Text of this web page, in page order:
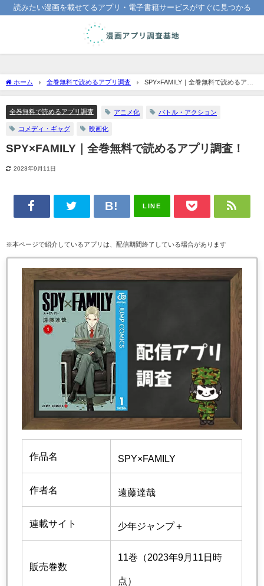
読みたい漫画を載せてるアプリ・電子書籍サービスがすぐに見つかる
ホーム 全巻無料で読めるアプリ調査
SPY×FAMILY｜全巻無料で読めるアプ
リ調査！
全巻無料で読めるアプリ調査 アニメ化 バトル・アクション
コメディ・ギャグ 映画化
SPY×FAMILY｜全巻無料で読めるアプリ調査！
2023年9月11日
LINE
※本ページで紹介しているアプリは、配信期間終了している場合があります
作品名 SPY×FAMILY
作者名 遠藤達哉
連載サイト 少年ジャンプ＋
販売巻数
11巻（2023年9月11日時
点）